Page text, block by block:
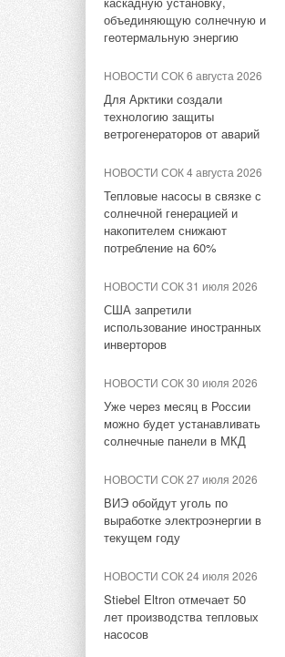
объединяющую солнечную и
геотермальную энергию
НОВОСТИ СОК 6 августа 2026
Для Арктики создали
технологию защиты
ветрогенераторов от аварий
НОВОСТИ СОК 4 августа 2026
Тепловые насосы в связке с
солнечной генерацией и
накопителем снижают
потребление на 60%
НОВОСТИ СОК 31 июля 2026
США запретили
использование иностранных
инверторов
НОВОСТИ СОК 30 июля 2026
Уже через месяц в России
можно будет устанавливать
солнечные панели в МКД
НОВОСТИ СОК 27 июля 2026
ВИЭ обойдут уголь по
выработке электроэнергии в
текущем году
НОВОСТИ СОК 24 июля 2026
Stiebel Eltron отмечает 50
лет производства тепловых
насосов
потребление на 60%
НОВОСТИ СОК 31 июля 2026
США запретили
использование иностранных
инверторов
НОВОСТИ СОК 30 июля 2026
Уже через месяц в России
можно будет устанавливать
солнечные панели в МКД
НОВОСТИ СОК 27 июля 2026
выработке электроэнергии в
НОВОСТИ СОК 24 июля 2026
развития сектора ВИЭ на
НОВОСТИ СОК 23 июля 2026
очередь крупнейшей в
НОВОСТИ СОК 22 июля 2026
мировой рекорд
солнечных элементов —
35,5%
модульные чиллеры Midea
«Даичи» представит главные
новинки сезона на выставке
AIRVent 2026
«VRF — это просто»:
«Даичи» обучила более 80
специалистов в рамках
семинаров по системам
Midea ATOM
ЖУРНАЛ СОК декабрь 2025
Комплексные решения от
Kentatsu
2025
Официальный магазин Midea
открылся в Екатеринбурге
Почему инверторные
компрессорно-
конденсаторные блоки Midea
задают новые стандарты
отрасли
2025
Midea V8 представит новинку